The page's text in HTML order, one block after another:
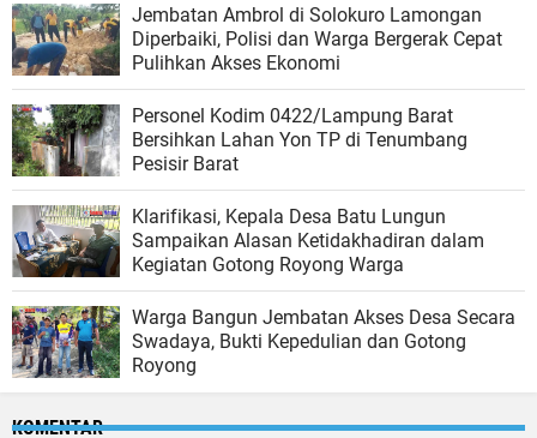
Jembatan Ambrol di Solokuro Lamongan
Diperbaiki, Polisi dan Warga Bergerak Cepat
Pulihkan Akses Ekonomi
Personel Kodim 0422/Lampung Barat
Bersihkan Lahan Yon TP di Tenumbang
Pesisir Barat
Klarifikasi, Kepala Desa Batu Lungun
Sampaikan Alasan Ketidakhadiran dalam
Kegiatan Gotong Royong Warga
Warga Bangun Jembatan Akses Desa Secara
Swadaya, Bukti Kepedulian dan Gotong
Royong
KOMENTAR